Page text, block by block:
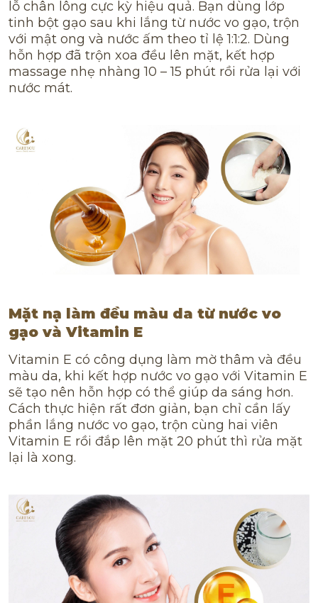
lỗ chân lông cực kỳ hiệu quả. Bạn dùng lớp
tinh bột gạo sau khi lắng từ nước vo gạo, trộn
với mật ong và nước ấm theo tỉ lệ 1:1:2. Dùng
hỗn hợp đã trộn xoa đều lên mặt, kết hợp
massage nhẹ nhàng 10 – 15 phút rồi rửa lại với
nước mát.
Mặt nạ làm đều màu da từ nước vo
gạo và Vitamin E
Vitamin E có công dụng làm mờ thâm và đều
màu da, khi kết hợp nước vo gạo với Vitamin E
sẽ tạo nên hỗn hợp có thể giúp da sáng hơn.
Cách thực hiện rất đơn giản, bạn chỉ cần lấy
phần lắng nước vo gạo, trộn cùng hai viên
Vitamin E rồi đắp lên mặt 20 phút thì rửa mặt
lại là xong.